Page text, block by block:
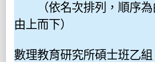
（依名次排列，順序為
由上而下）
數理教育研究所碩士班乙